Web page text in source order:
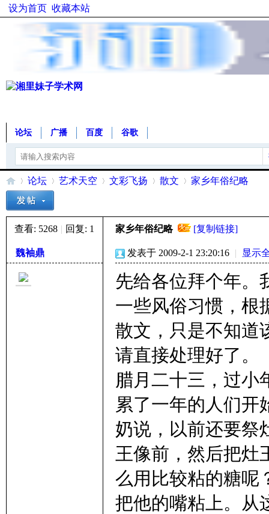
设为首页 收藏本站
论坛 广播 百度 谷歌
湘»
论坛
›
艺术天空 文彩飞扬
›
散文
›
家乡年俗纪略
查看: 5268 | 回复: 1 家乡年俗纪略 [复制链接]
魏袖鼎 发表于 2009-2-1 23:20:16 | 显示
先给各位拜个年。
一些风俗习惯，根
散文，只是不知道
请直接处理好了。
腊月二十三，过小
累了一年的人们开
奶说，以前还要祭
王像前，然后把灶
么用比较粘的糖呢
把他的嘴粘上。从